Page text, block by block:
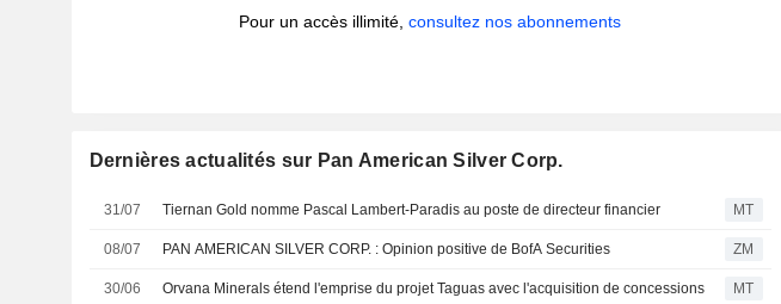
Pour un accès illimité,consultez nos abonnements
Dernières actualités sur Pan American Silver Corp.
31/07 Tiernan Gold nomme Pascal Lambert-Paradis au poste de directeur financier MT
08/07 PAN AMERICAN SILVER CORP. : Opinion positive de BofA Securities ZM
30/06
Orvana Minerals étend l'emprise du projet Taguas avec l'acquisition de concessions
MT